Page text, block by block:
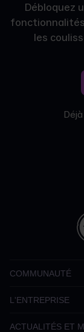
Débloquez
les
COMMUNAUTÉ
L'ENTREPRISE
ACTUALITÉS ET